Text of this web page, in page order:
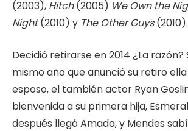
(2003), Hitch(2005) We Own the
Night(2010) y The Other Guys(2010).
Decidió retirarse en 2014 ¿La razón?
mismo año que anunció su retiro
esposo, el también actor Ryan
bienvenida a su primera hija,
después llegó Amada, y Mendes